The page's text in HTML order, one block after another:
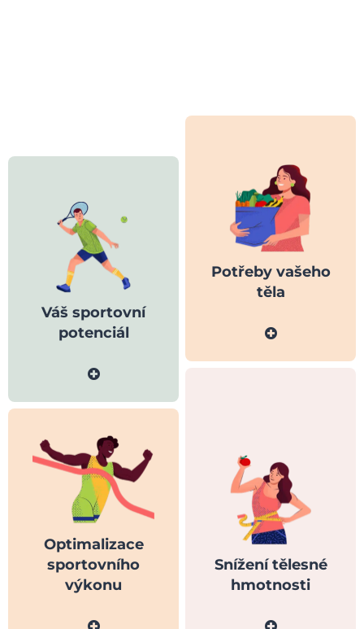
Váš sportovní
potenciál
Potřeby vašeho
těla
Optimalizace
sportovního
výkonu
Snížení tělesné
hmotnosti